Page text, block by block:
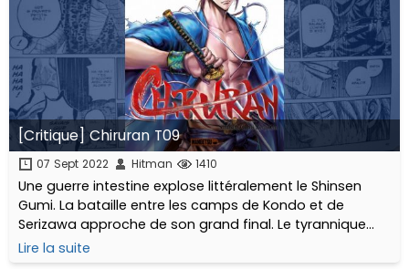
[Critique] Chiruran T09
07 Sept 2022 Hitman 1410
Une guerre intestine explose littéralement le Shinsen
Gumi. La bataille entre les camps de Kondo et de
Serizawa approche de son grand final. Le tyrannique
Kamo Serizawa choisit enfin de sortir de l'ombre...
Lire la suite